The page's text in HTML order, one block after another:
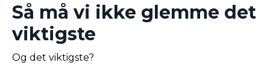
Så må vi ikke glemme det
viktigste
Og det viktigste?